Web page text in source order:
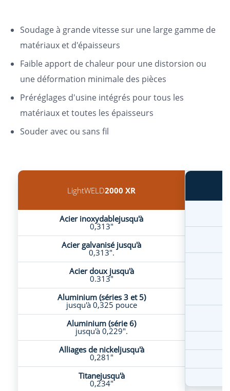
Soudage à grande vitesse sur une large gamme de
matériaux et d'épaisseurs
Faible apport de chaleur pour une distorsion ou
une déformation minimale des pièces
Préréglages d'usine intégrés pour tous les
matériaux et toutes les épaisseurs
Souder avec ou sans fil
LightWELD2000 XR
Acier inoxydablejusqu'à
0,313"
Acier galvanisé jusqu'à
0,313".
Acier doux jusqu'à
0.313"
Aluminium (séries 3 et 5)
jusqu'à 0,325 pouce
Aluminium (série 6)
jusqu'à 0,229".
Alliages de nickeljusqu'à
0,281"
Titanejusqu'à
0,234"